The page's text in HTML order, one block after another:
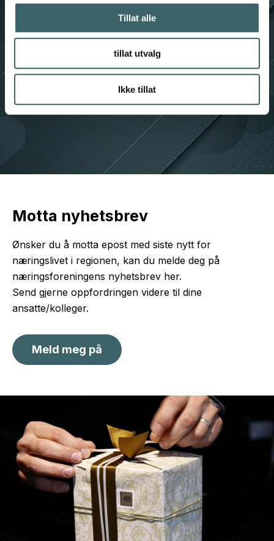
Tillat alle
tillat utvalg
Ikke tillat
Motta nyhetsbrev
Ønsker du å motta epost med siste nytt for
næringslivet i regionen, kan du melde deg på
næringsforeningens nyhetsbrev her.
Send gjerne oppfordringen videre til dine
ansatte/kolleger.
Meld meg på